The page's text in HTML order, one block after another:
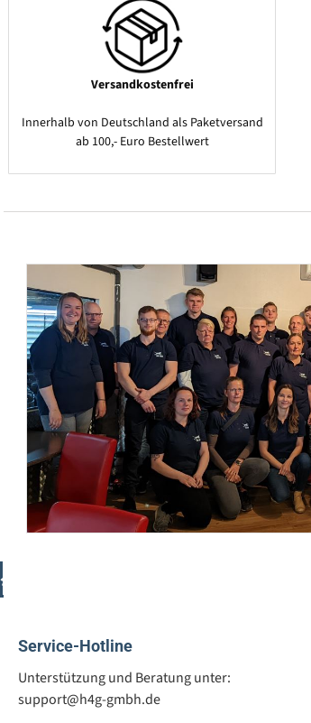
Versandkostenfrei
Innerhalb von Deutschland als Paketversand
ab 100,- Euro Bestellwert
Service-Hotline
Unterstützung und Beratung unter:
support@h4g-gmbh.de